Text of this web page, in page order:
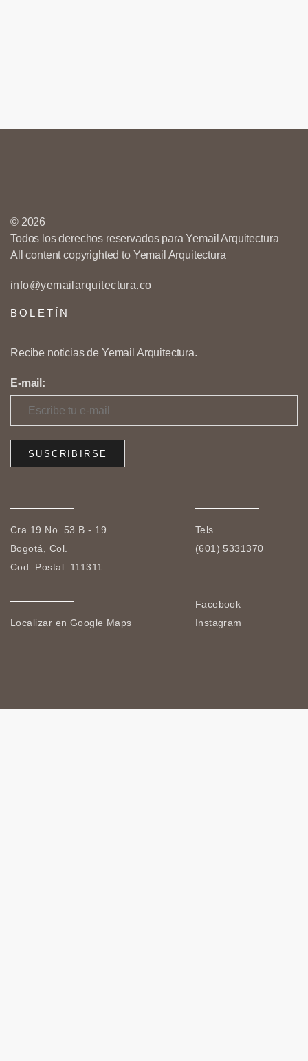
© 2026
Todos los derechos reservados para Yemail Arquitectura
All content copyrighted to Yemail Arquitectura
info@yemailarquitectura.co
BOLETÍN
Recibe noticias de Yemail Arquitectura.
E-mail:
Cra 19 No. 53 B - 19
Bogotá, Col.
Cod. Postal: 111311
Localizar en Google Maps
Tels.
(601) 5331370
Facebook
Instagram